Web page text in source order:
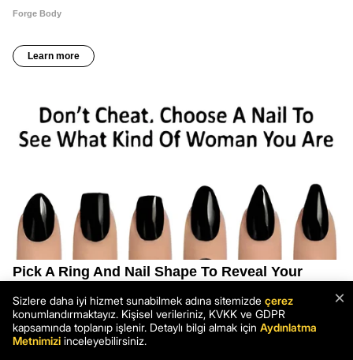
×
Sizlere daha iyi hizmet sunabilmek adına sitemizde çerez
konumlandırmaktayız. Kişisel verileriniz, KVKK ve GDPR
kapsamında toplanıp işlenir. Detaylı bilgi almak için Aydınlatma
Metnimizi inceleyebilirsiniz.